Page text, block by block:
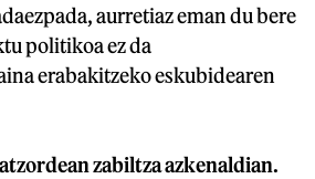
aurretiaz eman du bere
politikoa ez da
erabakitzeko eskubidearen
zabiltza azkenaldian.